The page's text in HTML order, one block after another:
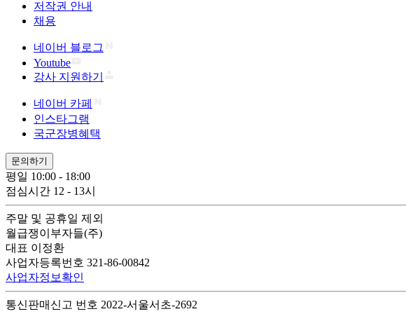
저작권 안내
채용
네이버 블로그
Youtube
강사 지원하기
네이버 카페
인스타그램
국군장병혜택
문의하기
평일 10:00 - 18:00
점심시간 12 - 13시
주말 및 공휴일 제외
월급쟁이부자들(주)
대표 이정환
사업자등록번호 321-86-00842
사업자정보확인
통신판매신고 번호 2022-서울서초-2692